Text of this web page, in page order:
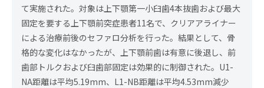
て実施された。対象は上下顎第一小臼歯4本抜歯および最大
固定を要する上下顎前突症患者11名で、クリアアライナー
による治療前後のセファロ分析を行った。結果として、骨
格的な変化はなかったが、上下顎前歯は有意に後退し、前
歯部トルクおよび臼歯部固定は効果的に制御された。U1-
NA距離は平均5.19mm、L1-NB距離は平均4.53mm減少